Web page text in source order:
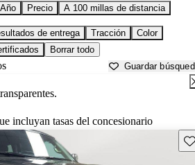
Año Precio A 100 millas de distancia
de entrega Tracción
Color
Borrar todo
Guardar
incluyan tasas del concesionario